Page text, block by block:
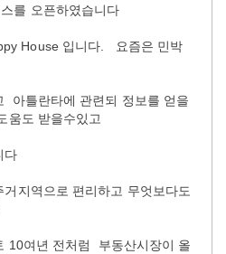
를 오픈하였습니다
House 입니다. 요즘은 민박
아틀란타에 관련되 정보를 얻을
움도 받을수있고
다
지역으로 편리하고 무엇보다도
10여년 전처럼 부동산시장이 올